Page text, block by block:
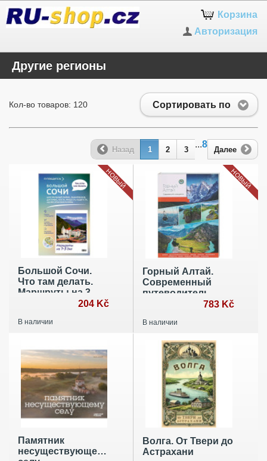
Корзина
Авторизация
Другие регионы
Сортировать по
Кол-во товаров: 120
Назад 1 2 3
...8
Далее
Большой Сочи.
Что там делать.
Маршруты на 3
204 Kč
В наличии
НОВЫЙ
Горный Алтай.
Современный
путеводитель
783 Kč
В наличии
НОВЫЙ
Памятник
несуществующему
Волга. От Твери до
Астрахани